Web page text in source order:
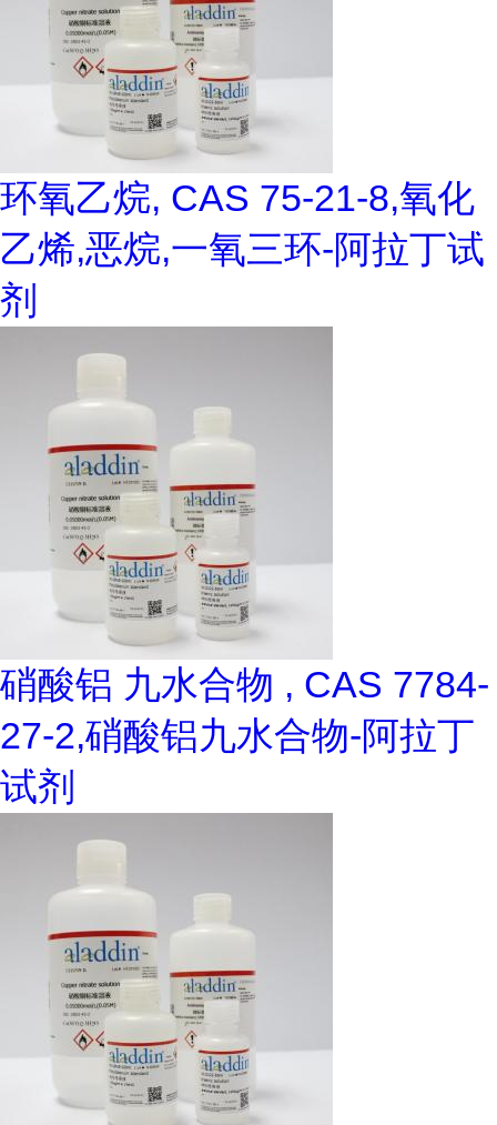
环氧乙烷, CAS 75-21-8,氧化
乙烯,恶烷,一氧三环-阿拉丁试
剂
硝酸铝 九水合物 , CAS 7784-
27-2,硝酸铝九水合物-阿拉丁
试剂